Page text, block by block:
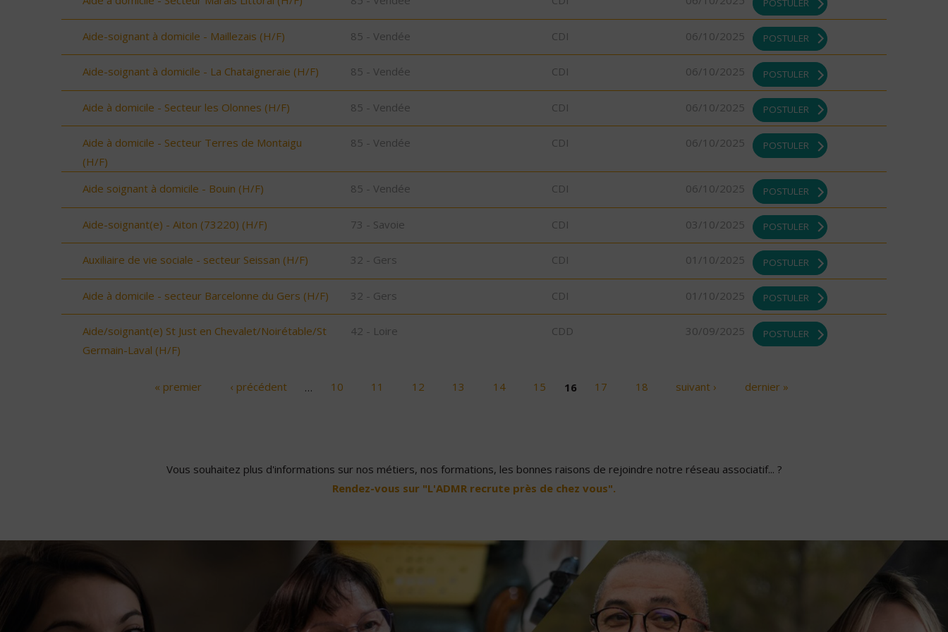
POSTULER
Aide-soignant à domicile - Maillezais (H/F) 85 - Vendée CDI 06/10/2025 POSTULER
Aide-soignant à domicile - La Chataigneraie (H/F) 85 - Vendée CDI 06/10/2025 POSTULER
Aide à domicile - Secteur les Olonnes (H/F) 85 - Vendée CDI 06/10/2025 POSTULER
Aide à domicile - Secteur Terres de Montaigu
(H/F)
85 - Vendée CDI 06/10/2025 POSTULER
Aide soignant à domicile - Bouin (H/F) 85 - Vendée CDI 06/10/2025 POSTULER
Aide-soignant(e) - Aiton (73220) (H/F) 73 - Savoie CDI 03/10/2025 POSTULER
Auxiliaire de vie sociale - secteur Seissan (H/F) 32 - Gers CDI 01/10/2025 POSTULER
Aide à domicile - secteur Barcelonne du Gers (H/F) 32 - Gers CDI 01/10/2025 POSTULER
Aide/soignant(e) St Just en Chevalet/Noirétable/St
Germain-Laval (H/F)
42 - Loire CDD 30/09/2025 POSTULER
« premier ‹ précédent … 10 11 12 13 14 15 16 17 18 suivant › dernier »
Vous souhaitez plus d'informations sur nos métiers, nos formations, les bonnes raisons de rejoindre notre réseau associatif... ?
Rendez-vous sur "L'ADMR recrute près de chez vous".